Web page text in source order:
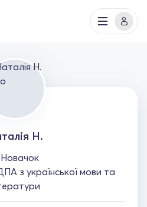
Н.
Новачок
з української мови та